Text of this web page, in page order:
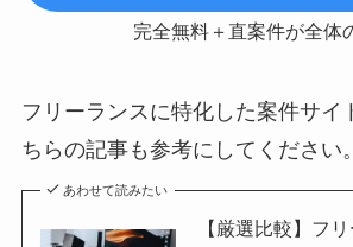
完全無料＋直案件が全体
フリーランスに特化した案件サイ
ちらの記事も参考にしてください。
あわせて読みたい
【厳選比較】フ